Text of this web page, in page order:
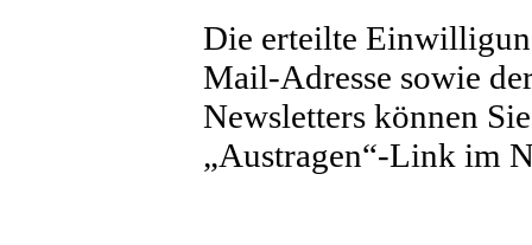
Die erteilte
Mail-Adresse sowie
Newsletters können
„Austragen“-Link im